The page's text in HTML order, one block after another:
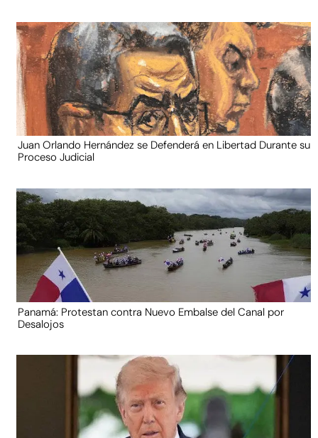
Juan Orlando Hernández se Defenderá en Libertad Durante su
Proceso Judicial
Panamá: Protestan contra Nuevo Embalse del Canal por
Desalojos